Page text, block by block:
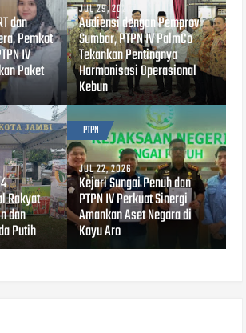
dan
Pemkot
IV
Paket
JUL 29, 2026
Audiensi dengan Pemprov
Sumbar, PTPN IV PalmCo
Tekankan Pentingnya
Harmonisasi Operasional
Kebun
Rakyat
dan
Putih
PTPN
JUL 22, 2026
Kejari Sungai Penuh dan
PTPN IV Perkuat Sinergi
Amankan Aset Negara di
Kayu Aro